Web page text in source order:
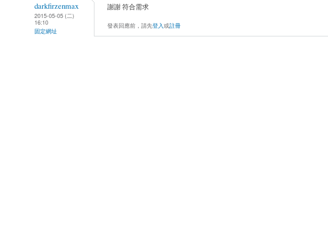
darkfirzenmax
2015-05-05 (二)
16:10
固定網址
謝謝 符合需求
發表回應前，請先登入或註冊